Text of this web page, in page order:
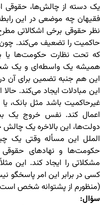
یک دسته از چالش‌ها، حقوقی
فقیهان چه موضعی در این
نظر حقوقی برخی اشکالاتی مطرح
حاکمیت را تضعیف می‌کند.
که تحت نظارت حکومت‌ها یا
همیشه یک واسطه‌ای و یک
این هم جنبه تضمین برای آن
این مبادلات ایجاد می‌کند.
غیرحاکمیت باشد مثل بانک،
اعمال کند. نفس خروج یک
دولت‌ها، این بالاخره یک
الملل این مسأله وقتی یک
حکومت‌ها و نهادهای حقوقی
مشکلاتی را ایجاد کند. این
کسی در برابر این امر پاسخگو
(منظورم از پشتوانه شخص
سؤال: